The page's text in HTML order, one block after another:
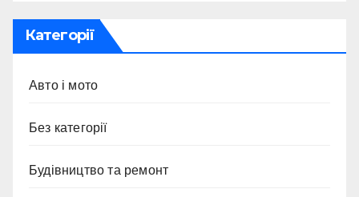
Категорії
Авто і мото
Без категорії
Будівництво та ремонт